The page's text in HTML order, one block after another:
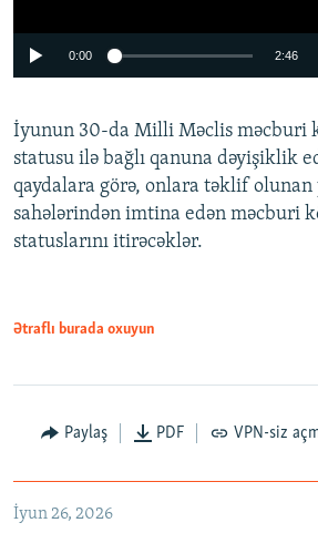
Auto 240p 360p
720p 1080p
0:00 2:46
İyunun 30-da Milli Məclis məcburi
statusu ilə bağlı qanuna dəyişiklik
qaydalara görə, onlara təklif olunan
sahələrindən imtina edən məcburi
statuslarını itirəcəklər.
Ətraflı burada oxuyun
Paylaş PDF VPN-siz
İyun 26, 2026